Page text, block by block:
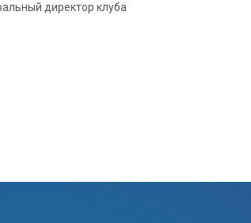
директор клуба